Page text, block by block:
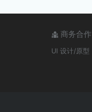
商务合作
UI 设计/原型